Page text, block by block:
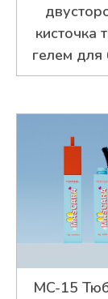
кисточка
гелем для
MC-15